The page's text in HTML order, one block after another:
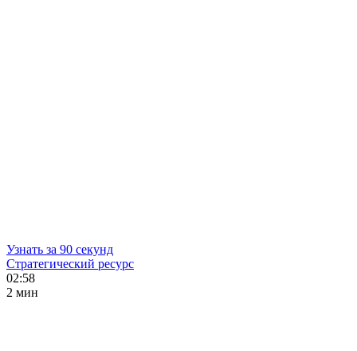
Узнать за 90 секунд
Стратегический ресурс
02:58
2 мин